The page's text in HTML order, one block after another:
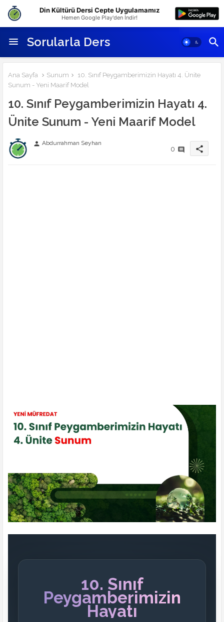
Sorularla Ders
Ana Sayfa Sunum
10. Sınıf Peygamberimizin Hayatı 4. Ünite
Sunum - Yeni Maarif Model
10. Sınıf Peygamberimizin Hayatı 4.
Ünite Sunum - Yeni Maarif Model
person Abdurrahman Seyhan
0 share
10. Sınıf
Peygamberimizin
Hayatı
Din Kültürü Dersi Cepte Uygulamamız
Hemen Google Play'den İndir!